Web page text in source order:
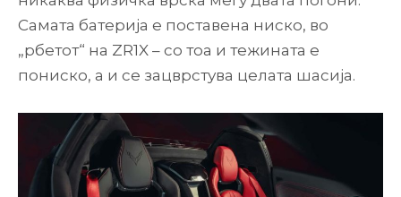
Самата батерија е поставена ниско, во
„рбетот“ на ZR1X – со тоа и тежината е
пониско, а и се зацврстува целата шасија.